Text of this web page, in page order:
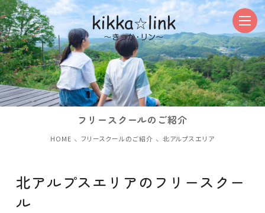
フリースクールのご紹介
HOME フリースクールのご紹介 北アルプスエリア
北アルプスエリアのフリースクー
ル